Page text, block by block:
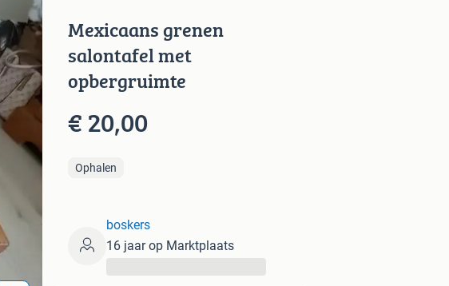
Mexicaans grenen
salontafel met
opbergruimte
€ 20,00
Ophalen
boskers
16 jaar op Marktplaats